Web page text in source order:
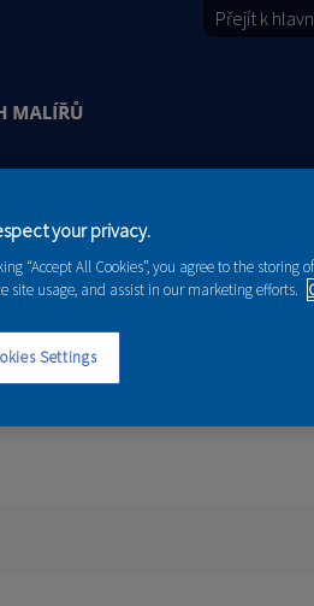
Přejít k
PORADENSTVÍ
your privacy.
“Accept All Cookies”, you agree to the
site usage, and assist in our marketing efforts.
Settings